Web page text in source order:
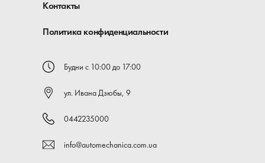
Контакты
Политика конфиденциальности
Будни с 10:00 до 17:00
ул. Ивана Дзюбы, 9
0442235000
info@automechanica.com.ua